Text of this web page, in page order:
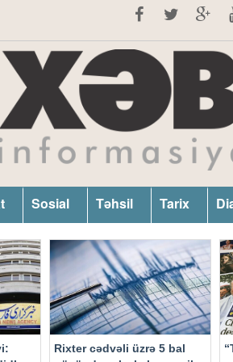
Sosial Təhsil Tarix
Rixter cədvəli üzrə 5 bal